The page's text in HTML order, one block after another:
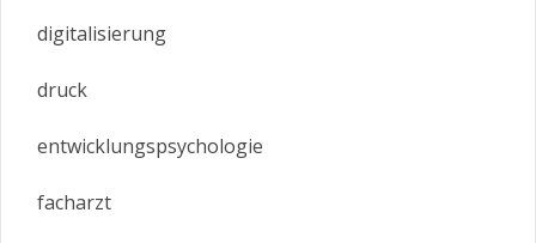
digitalisierung
druck
entwicklungspsychologie
facharzt